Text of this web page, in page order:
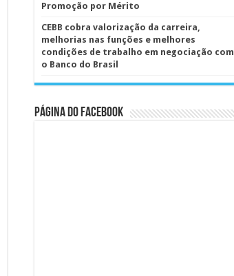
Promoção por Mérito
CEBB cobra valorização da carreira,
melhorias nas funções e melhores
condições de trabalho em negociação com
o Banco do Brasil
Página do Facebook